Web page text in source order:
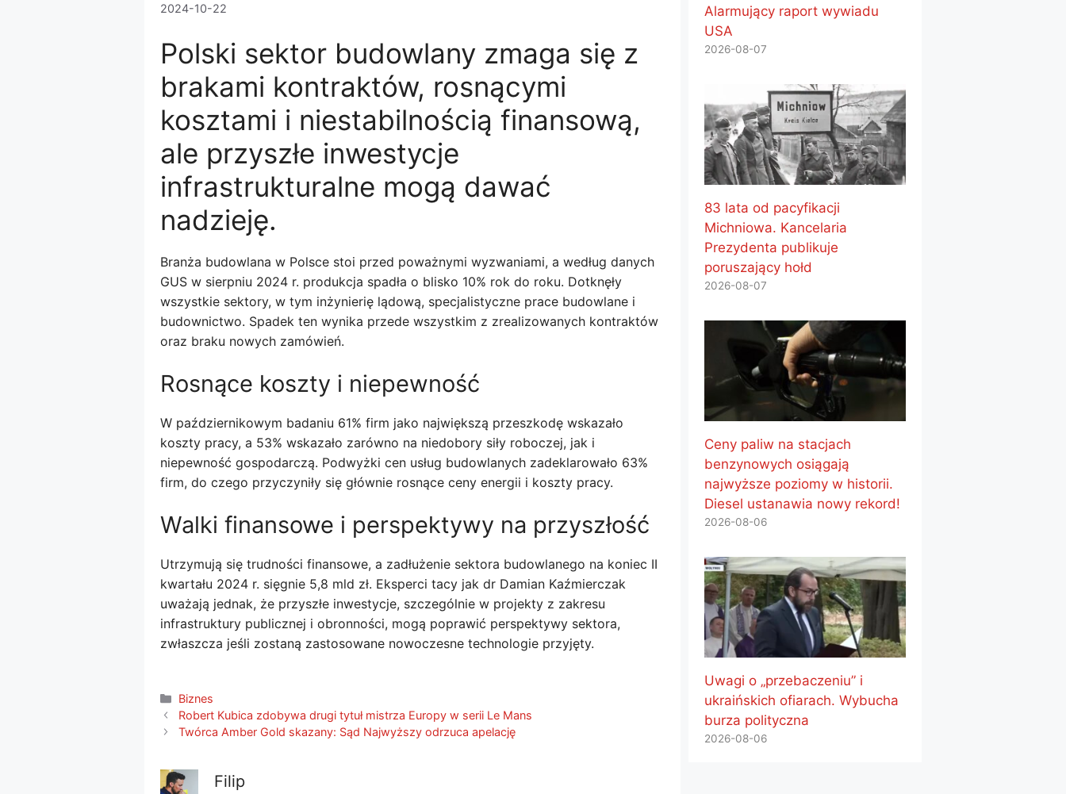
2024-10-22
Polski sektor budowlany zmaga się z
brakami kontraktów, rosnącymi
kosztami i niestabilnością finansową,
ale przyszłe inwestycje
infrastrukturalne mogą dawać
nadzieję.
Branża budowlana w Polsce stoi przed poważnymi wyzwaniami, a według danych
GUS w sierpniu 2024 r. produkcja spadła o blisko 10% rok do roku. Dotknęły
wszystkie sektory, w tym inżynierię lądową, specjalistyczne prace budowlane i
budownictwo. Spadek ten wynika przede wszystkim z zrealizowanych kontraktów
oraz braku nowych zamówień.
Rosnące koszty i niepewność
W październikowym badaniu 61% firm jako największą przeszkodę wskazało
koszty pracy, a 53% wskazało zarówno na niedobory siły roboczej, jak i
niepewność gospodarczą. Podwyżki cen usług budowlanych zadeklarowało 63%
firm, do czego przyczyniły się głównie rosnące ceny energii i koszty pracy.
Walki finansowe i perspektywy na przyszłość
Utrzymują się trudności finansowe, a zadłużenie sektora budowlanego na koniec II
kwartału 2024 r. sięgnie 5,8 mld zł. Eksperci tacy jak dr Damian Kaźmierczak
uważają jednak, że przyszłe inwestycje, szczególnie w projekty z zakresu
infrastruktury publicznej i obronności, mogą poprawić perspektywy sektora,
zwłaszcza jeśli zostaną zastosowane nowoczesne technologie przyjęty.
Kategorie
Biznes
Robert Kubica zdobywa drugi tytuł mistrza Europy w serii Le Mans
Twórca Amber Gold skazany: Sąd Najwyższy odrzuca apelację
Filip
Alarmujący raport wywiadu
USA
2026-08-07
83 lata od pacyfikacji
Michniowa. Kancelaria
Prezydenta publikuje
poruszający hołd
2026-08-07
Ceny paliw na stacjach
benzynowych osiągają
najwyższe poziomy w historii.
Diesel ustanawia nowy rekord!
2026-08-06
Uwagi o „przebaczeniu” i
ukraińskich ofiarach. Wybucha
burza polityczna
2026-08-06